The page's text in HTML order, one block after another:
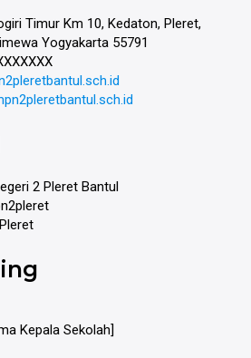
Timur Km 10, Kedaton, Pleret,
Yogyakarta 55791
2 Pleret Bantul
Kepala Sekolah]